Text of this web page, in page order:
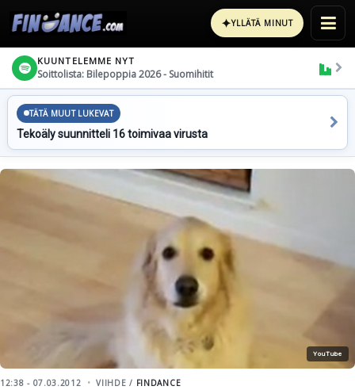
✦YLLÄTÄ MINUT
KUUNTELEMME NYT
Soittolista: Bilepoppia 2026 - Suomihitit
TÄTÄ MUUT LUKEVAT
Tekoäly suunnitteli 16 toimivaa virusta
YouTube
12:38 - 07.03.2012 VIIHDE / FINDANCE